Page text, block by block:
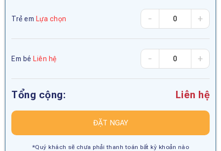
Trẻ em Lựa chọn - +
Em bé Liên hệ - +
Tổng cộng: Liên hệ
ĐẶT NGAY
*Quý khách sẽ chưa phải thanh toán bất kỳ khoản nào